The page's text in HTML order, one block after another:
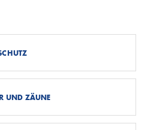
UND ZÄUNE